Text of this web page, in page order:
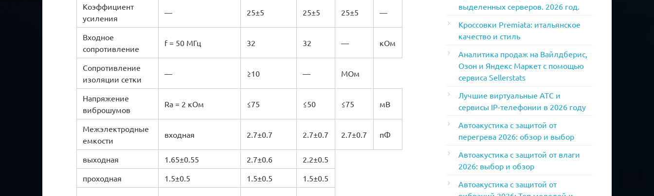
Коэффициент
усиления
— 25±5 25±5 25±5 —
Входное
сопротивление
f = 50 МГц 32 32 — кОм
Сопротивление
изоляции сетки
— ≥10 — МОм
Напряжение
виброшумов
Rа = 2 кОм ≤75 ≤50 ≤75 мВ
Межэлектродные
емкости
входная 2.7±0.7 2.7±0.7 2.7±0.7 пФ
выходная 1.65±0.55 2.7±0.6
2.2±0.5
проходная
1.5±0.5 1.5±0.5
1.5±0.5
выделенных серверов. 2026 год.
Кроссовки Premiata: итальянское
качество и стиль
Аналитика продаж на Вайлдберис,
Озон и Яндекс Маркет с помощью
сервиса Sellerstats
Лучшие виртуальные АТС и
сервисы IP-телефонии в 2026 году
Автоакустика с защитой от
перегрева 2026: обзор и выбор
Автоакустика с защитой от влаги
2026: выбор и обзор
Автоакустика с защитой от